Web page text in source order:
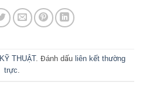
KỸ THUẬT. Đánh dấu liên kết thường
trực.